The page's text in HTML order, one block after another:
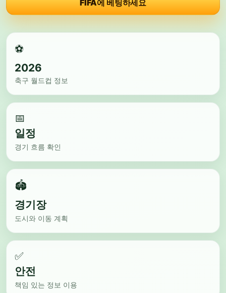
FIFA에 베팅하세요
⚽
2026
축구 월드컵 정보
📅
일정
경기 흐름 확인
🏟️
경기장
도시와 이동 계획
✅
안전
책임 있는 정보 이용